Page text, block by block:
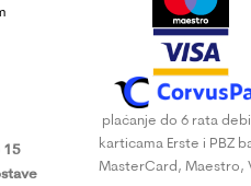
15
plaćanje do 6 rata
karticama Erste i PBZ
MasterCard, Maestro,